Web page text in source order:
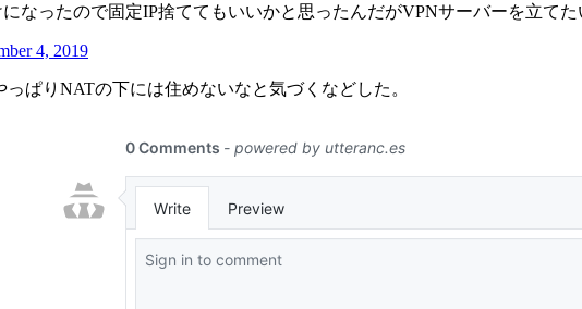
になったので固定IP捨ててもいいかと思ったんだがVPNサーバーを立て
4, 2019
ぱりNATの下には住めないなと気づくなどした。